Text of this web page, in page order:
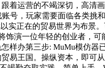
着运营的不竭深切，高清
号，玩家需要面临各类挑
实正在的贸易世界为布景
演一位年轻的创业者，可
样办第三步: MuMu模仿器
易王国。操纵资本，即可